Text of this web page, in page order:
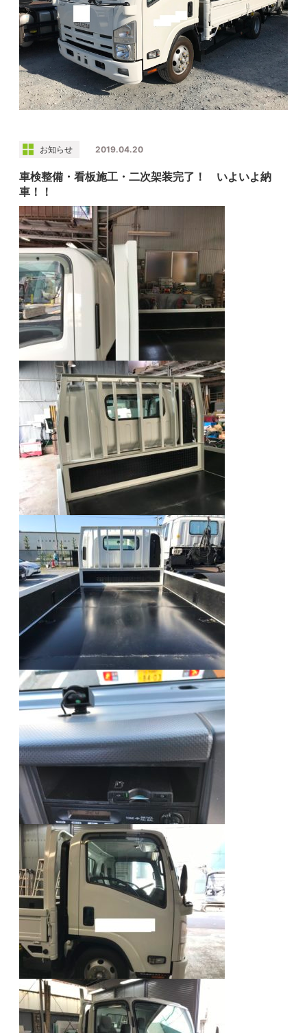
お知らせ 2019.04.20
車検整備・看板施工・二次架装完了！ いよいよ納
車！！